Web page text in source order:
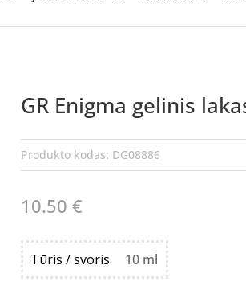
GR Enigma gelinis
Produkto kodas: DG08886
10.50 €
Tūris / svoris 10 ml